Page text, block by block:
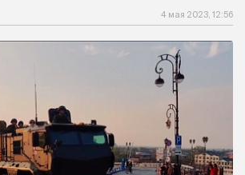
4 мая 2023, 12:56